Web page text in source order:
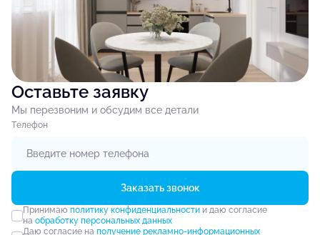
Оставьте заявку
Мы перезвоним и обсудим все детали
Tелефон
Заказать звонок
Принимаю политику конфиденциальностии даю согласие
на обработку персональных данных
Даю согласие на получение рекламно-информационных